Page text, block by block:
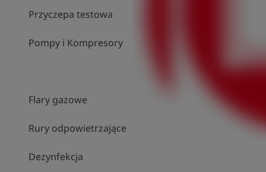
Przyczepa testowa
Pompy i Kompresory
Flary gazowe
Rury odpowietrzające
Dezynfekcja